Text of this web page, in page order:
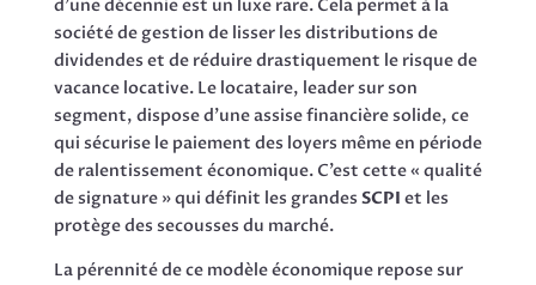
d’une décennie est un luxe rare. Cela permet à la
société de gestion de lisser les distributions de
dividendes et de réduire drastiquement le risque de
vacance locative. Le locataire, leader sur son
segment, dispose d’une assise financière solide, ce
qui sécurise le paiement des loyers même en période
de ralentissement économique. C’est cette « qualité
de signature » qui définit les grandes SCPI et les
protège des secousses du marché.
La pérennité de ce modèle économique repose sur